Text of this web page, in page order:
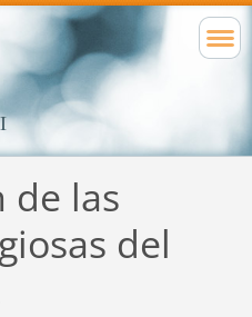
de las
del